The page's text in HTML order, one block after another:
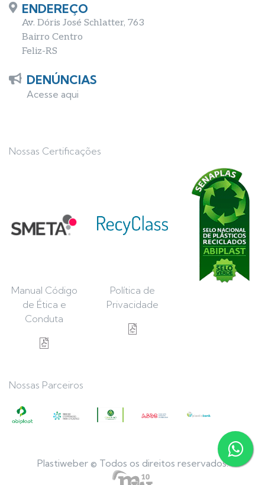
ENDEREÇO
Av. Dóris José Schlatter, 763
Bairro Centro
Feliz-RS
DENÚNCIAS
Acesse aqui
Nossas Certificações
Manual Código
de Ética e
Conduta
Política de
Privacidade
Nossas Parceiros
Plastiweber © Todos os direitos reservados.